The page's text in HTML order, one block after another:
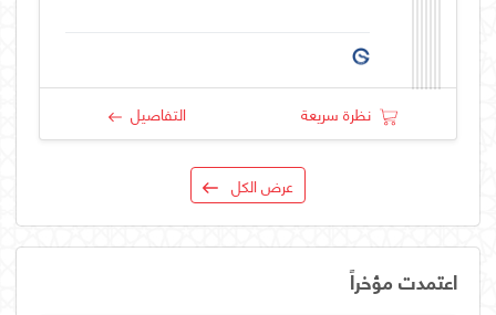
نظرة سريعة التفاصيل
عرض الكل
اعتمدت مؤخراً